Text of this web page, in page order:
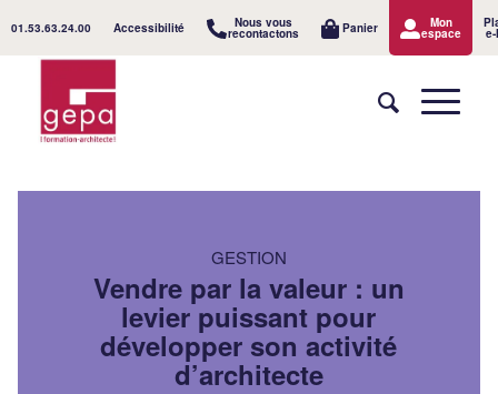
01.53.63.24.00 Accessibilité Nous vous
recontactons Panier Mon
espace
GESTION
Vendre par la valeur : un
levier puissant pour
développer son activité
d’architecte